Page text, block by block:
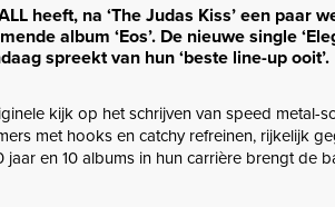
heeft, na ‘The Judas Kiss’ een paar
album ‘Eos’. De nieuwe single
spreekt van hun ‘beste line-up ooit’.
kijk op het schrijven van speed metal-
met hooks en catchy refreinen, rijkelijk
en 10 albums in hun carrière brengt de